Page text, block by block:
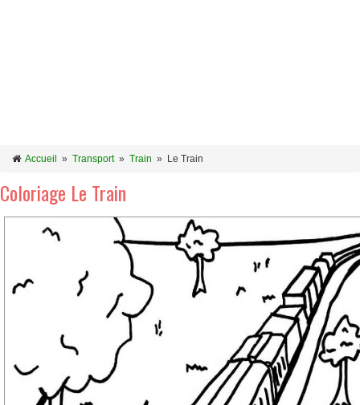
Accueil » Transport» Train » Le Train
Coloriage Le Train